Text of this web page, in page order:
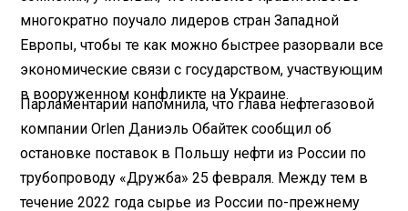
многократно поучало лидеров стран Западной
Европы, чтобы те как можно быстрее разорвали все
экономические связи с государством, участвующим
в вооруженном конфликте на Украине.
Парламентарий напомнила, что глава нефтегазовой
компании Orlen Даниэль Обайтек сообщил об
остановке поставок в Польшу нефти из России по
трубопроводу «Дружба» 25 февраля. Между тем в
течение 2022 года сырье из России по-прежнему